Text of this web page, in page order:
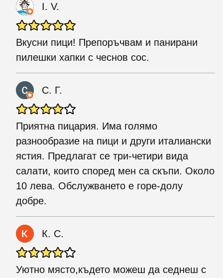
I. V.
Вкусни пици! Препоръчвам и панирани
пилешки хапки с чеснов сос.
С. Г.
Приятна пицария. Има голямо
разнообразие на пици и други италиански
ястия. Предлагат се три-четири вида
салати, които според мен са скъпи. Около
10 лева. Обслужването е горе-долу
добре.
К. С.
Уютно място,където можеш да седнеш с